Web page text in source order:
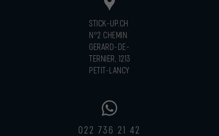
STICK-UP.CH
N°2 CHEMIN
GERARD-DE-
TERNIER, 1213
PETIT-LANCY
022 736 21 42